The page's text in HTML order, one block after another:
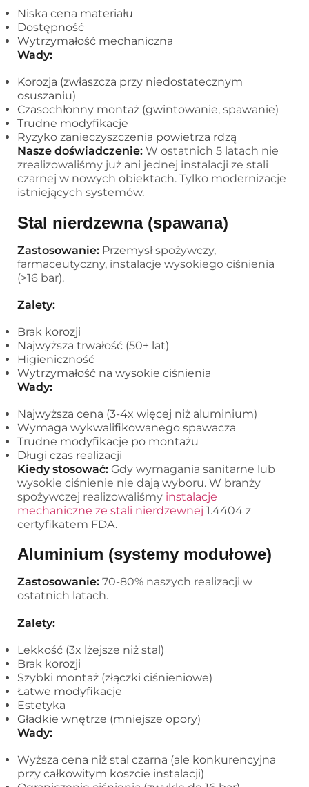
Niska cena materiału
Dostępność
Wytrzymałość mechaniczna
Wady:
Korozja (zwłaszcza przy niedostatecznym
osuszaniu)
Czasochłonny montaż (gwintowanie, spawanie)
Trudne modyfikacje
Ryzyko zanieczyszczenia powietrza rdzą
Nasze doświadczenie: W ostatnich 5 latach nie
zrealizowaliśmy już ani jednej instalacji ze stali
czarnej w nowych obiektach. Tylko modernizacje
istniejących systemów.
Stal nierdzewna (spawana)
Zastosowanie: Przemysł spożywczy,
farmaceutyczny, instalacje wysokiego ciśnienia
(>16 bar).
Zalety:
Brak korozji
Najwyższa trwałość (50+ lat)
Higieniczność
Wytrzymałość na wysokie ciśnienia
Wady:
Najwyższa cena (3-4x więcej niż aluminium)
Wymaga wykwalifikowanego spawacza
Trudne modyfikacje po montażu
Długi czas realizacji
Kiedy stosować: Gdy wymagania sanitarne lub
wysokie ciśnienie nie dają wyboru. W branży
spożywczej realizowaliśmy instalacje
mechaniczne ze stali nierdzewnej 1.4404 z
certyfikatem FDA.
Aluminium (systemy modułowe)
Zastosowanie: 70-80% naszych realizacji w
ostatnich latach.
Zalety:
Lekkość (3x lżejsze niż stal)
Brak korozji
Szybki montaż (złączki ciśnieniowe)
Łatwe modyfikacje
Estetyka
Gładkie wnętrze (mniejsze opory)
Wady:
Wyższa cena niż stal czarna (ale konkurencyjna
przy całkowitym koszcie instalacji)